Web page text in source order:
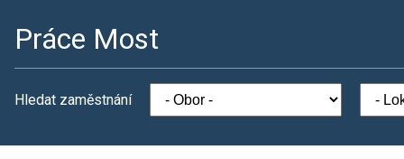
Práce Most
Hledat zaměstnání